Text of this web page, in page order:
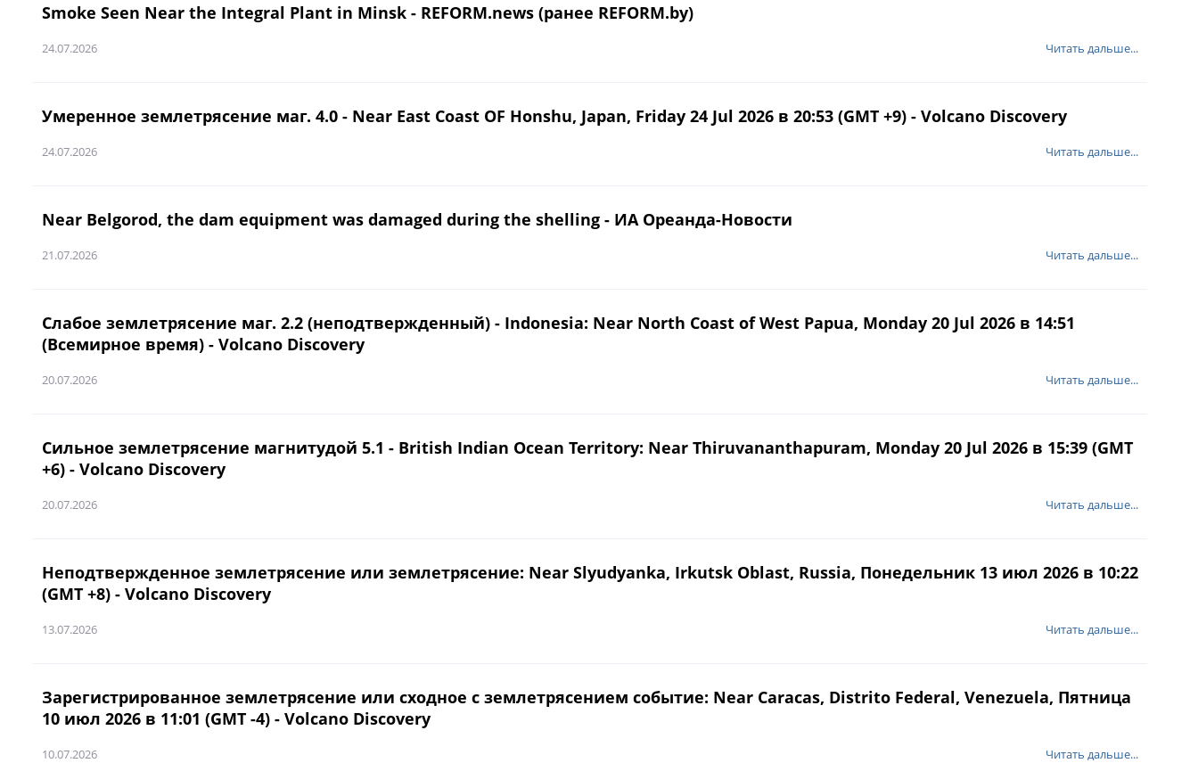
Smoke Seen Near the Integral Plant in Minsk - REFORM.news (ранее REFORM.by)
24.07.2026 Читать дальше...
Умеренное землетрясение маг. 4.0 - Near East Coast OF Honshu, Japan, Friday 24 Jul 2026 в 20:53 (GMT +9) - Volcano Discovery
24.07.2026 Читать дальше...
Near Belgorod, the dam equipment was damaged during the shelling - ИА Ореанда-Новости
21.07.2026 Читать дальше...
Слабое землетрясение маг. 2.2 (неподтвержденный) - Indonesia: Near North Coast of West Papua, Monday 20 Jul 2026 в 14:51
(Всемирное время) - Volcano Discovery
20.07.2026 Читать дальше...
Сильное землетрясение магнитудой 5.1 - British Indian Ocean Territory: Near Thiruvananthapuram, Monday 20 Jul 2026 в 15:39 (GMT
+6) - Volcano Discovery
20.07.2026 Читать дальше...
Неподтвержденное землетрясение или землетрясение: Near Slyudyanka, Irkutsk Oblast, Russia, Понедельник 13 июл 2026 в 10:22
(GMT +8) - Volcano Discovery
13.07.2026 Читать дальше...
Зарегистрированное землетрясение или сходное с землетрясением событие: Near Caracas, Distrito Federal, Venezuela, Пятница
10 июл 2026 в 11:01 (GMT -4) - Volcano Discovery
10.07.2026 Читать дальше...